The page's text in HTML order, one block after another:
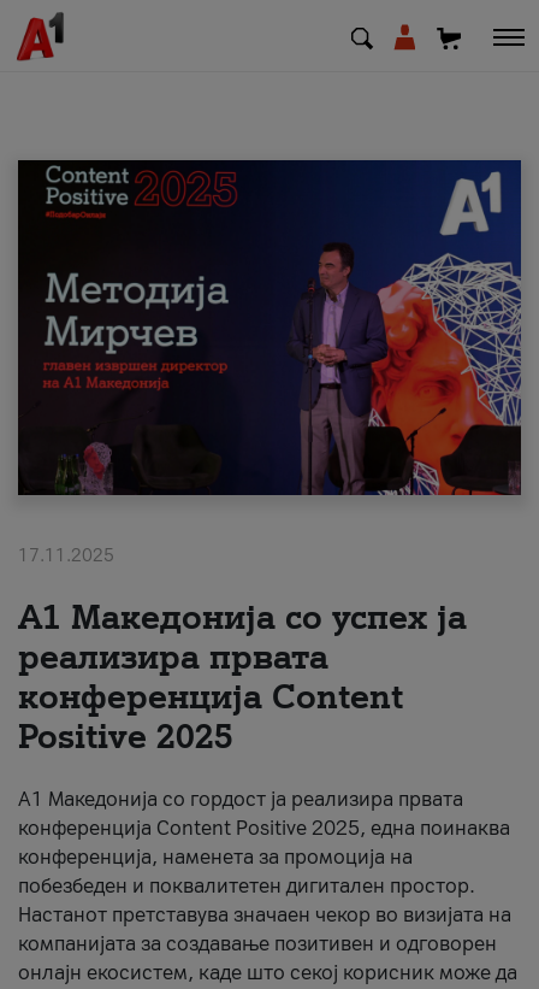
МК EN
Приватни Деловни
Поддршка
Надополни кредит
#ПодобарОнлајн
17.11.2025
А1 Македонија со успех ја
реализира првата
конференција Content
Positive 2025
А1 Македонија со гордост ја реализира првата
конференција Content Positive 2025, една поинаква
конференција, наменета за промоција на
побезбеден и поквалитетен дигитален простор.
Настанот претставува значаен чекор во визијата на
компанијата за создавање позитивен и одговорен
онлајн екосистем, каде што секој корисник може да